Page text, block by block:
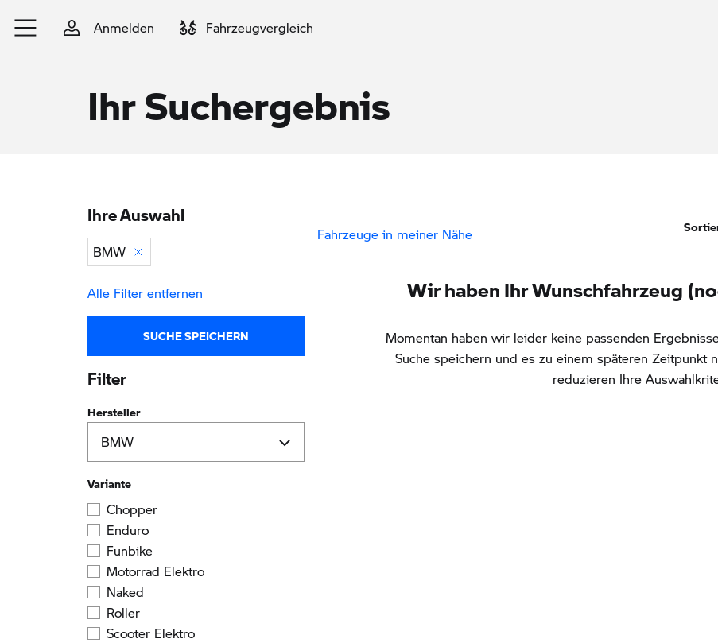
Zum Hauptinhalt springen
Anmelden Fahrzeugvergleich
Ihr Suchergebnis
Zu den Ergebnissen springen
Ihre Auswahl
BMW
Alle Filter entfernen
SUCHE SPEICHERN
Filter
Hersteller
Variante
Chopper
Enduro
Funbike
Motorrad Elektro
Naked
Roller
Scooter Elektro
Fahrzeuge in meiner Nähe
Wir haben Ihr Wunschfahrzeug
Momentan haben wir leider keine passenden
Suche speichern und es zu einem späteren Zeitpunkt
reduzieren Ihre